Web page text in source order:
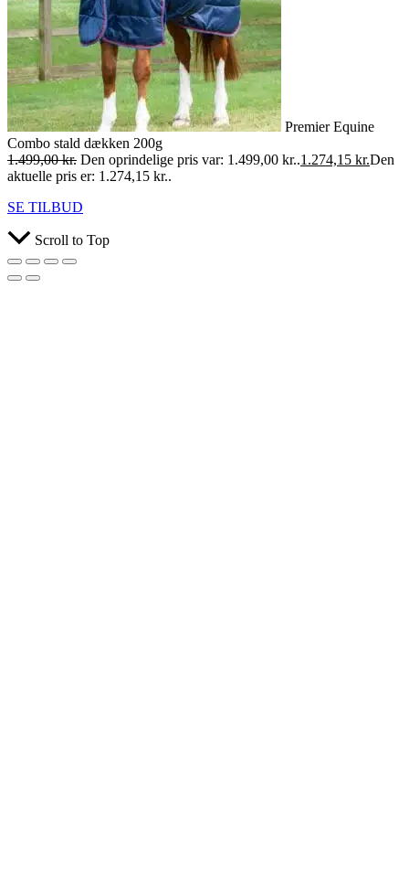
Premier Equine
Combo stald dækken 200g
1.499,00kr. Den oprindelige pris var: 1.499,00 kr..1.274,15 kr.Den
aktuelle pris er: 1.274,15 kr..
SE TILBUD
Scroll to Top